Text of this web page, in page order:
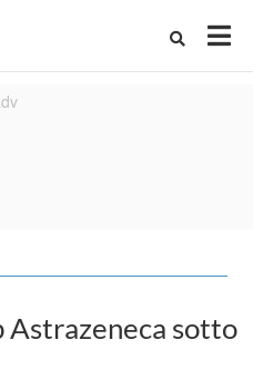
Astrazeneca sotto